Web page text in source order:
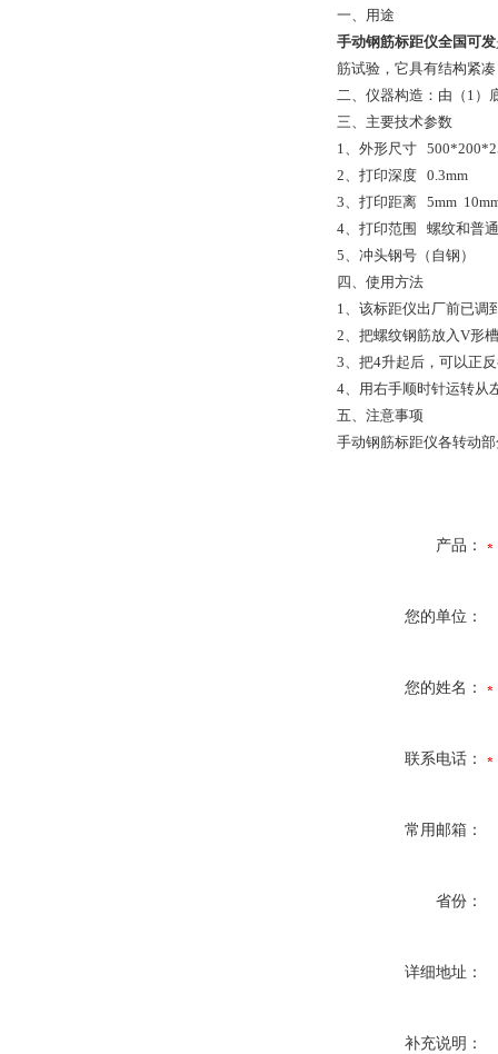
一、用途
手动钢筋标距仪全国可发
筋试验，它具有结构紧
二、仪器构造：由（1）
三、主要技术参数
1、外形尺寸
2、打印深度 0.3mm
3、打印距离 5mm
4、打印范围 螺纹和普
5、冲头钢号（自钢）
四、使用方法
1、该标距仪出厂前已调
2、把螺纹钢筋放入V形
3、把4升起后，可以正
4、用右手顺时针运转从
五、注意事项
手动钢筋标距仪各转动
产品：
您的单位：
您的姓名：
联系电话：
常用邮箱：
省份：
详细地址：
补充说明：